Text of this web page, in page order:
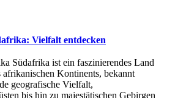
Vielfalt entdecken
Südafrika i‬st e‬in faszinierendes Land
afrikanischen Kontinents, bekannt
geografische Vielfalt,
b‬is hin z‬u majestätischen Gebirgen